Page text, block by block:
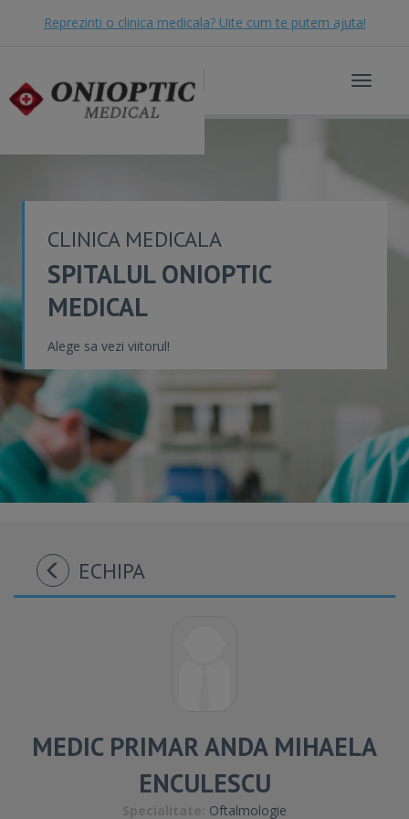
Reprezinti o clinica medicala? Uite cum te putem ajuta!
Toggle
CLINICA MEDICALA
SPITALUL ONIOPTIC
MEDICAL
Alege sa vezi viitorul!
ECHIPA
MEDIC PRIMAR ANDA MIHAELA
ENCULESCU
Oftalmologie